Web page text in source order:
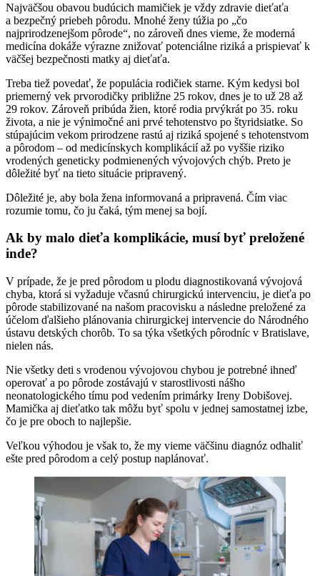
Najväčšou obavou budúcich mamičiek je vždy zdravie dieťaťa
a bezpečný priebeh pôrodu. Mnohé ženy túžia po „čo
najprirodzenejšom pôrode“, no zároveň dnes vieme, že moderná
medicína dokáže výrazne znižovať potenciálne riziká a prispievať k
väčšej bezpečnosti matky aj dieťaťa.
Treba tiež povedať, že populácia rodičiek starne. Kým kedysi bol
priemerný vek prvorodičky približne 25 rokov, dnes je to už 28 až
29 rokov. Zároveň pribúda žien, ktoré rodia prvýkrát po 35. roku
života, a nie je výnimočné ani prvé tehotenstvo po štyridsiatke. So
stúpajúcim vekom prirodzene rastú aj riziká spojené s tehotenstvom
a pôrodom – od medicínskych komplikácií až po vyššie riziko
vrodených geneticky podmienených vývojových chýb. Preto je
dôležité byť na tieto situácie pripravený.
Dôležité je, aby bola žena informovaná a pripravená. Čím viac
rozumie tomu, čo ju čaká, tým menej sa bojí.
Ak by malo dieťa komplikácie, musí byť preložené
inde?
V prípade, že je pred pôrodom u plodu diagnostikovaná vývojová
chyba, ktorá si vyžaduje včasnú chirurgickú intervenciu, je dieťa po
pôrode stabilizované na našom pracovisku a následne preložené za
účelom ďalšieho plánovania chirurgickej intervencie do Národného
ústavu detských chorôb. To sa týka všetkých pôrodníc v Bratislave,
nielen nás.
Nie všetky deti s vrodenou vývojovou chybou je potrebné ihneď
operovať a po pôrode zostávajú v starostlivosti nášho
neonatologického tímu pod vedením primárky Ireny Dobišovej.
Mamička aj dieťatko tak môžu byť spolu v jednej samostatnej izbe,
čo je pre oboch to najlepšie.
Veľkou výhodou je však to, že my vieme väčšinu diagnóz odhaliť
ešte pred pôrodom a celý postup naplánovať.